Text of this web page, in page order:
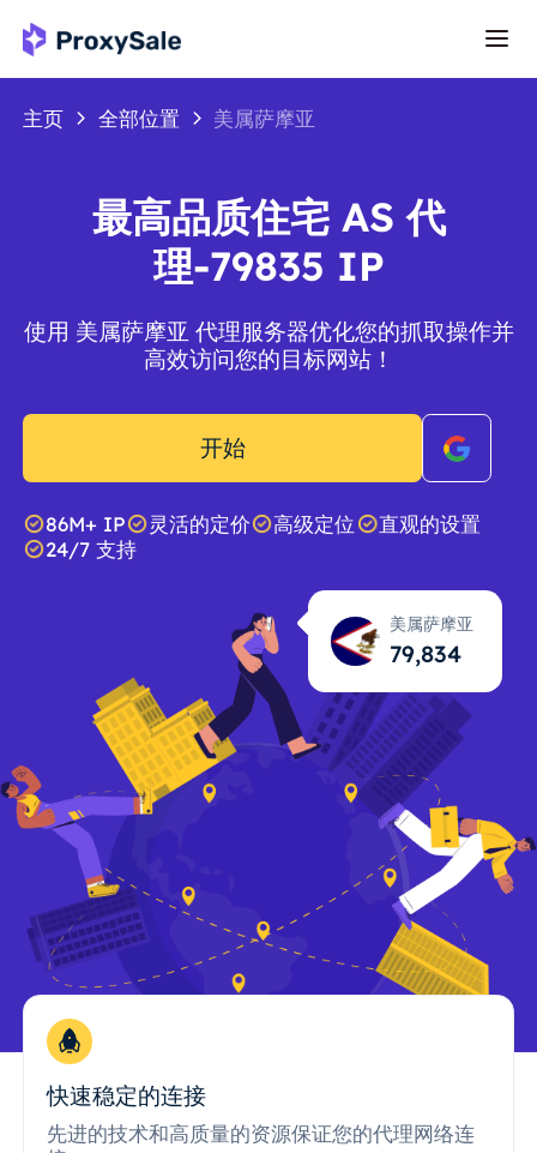
主页 全部位置 美属萨摩亚
最高品质住宅 AS 代
理-79835 IP
使用 美属萨摩亚 代理服务器优化您的抓取操作并
高效访问您的目标网站！
开始
86M+ IP 灵活的定价 高级定位
直观的设置
24/7 支持
美属萨摩亚
79,835
快速稳定的连接
先进的技术和高质量的资源保证您的代理网络连